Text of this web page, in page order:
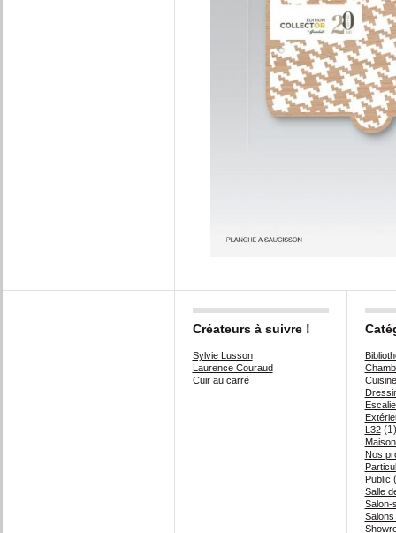
Créateurs à suivre !
Sylvie Lusson
Laurence Couraud
Cuir au carré
Cuisine
L32(1)
Nos
Public
Salle
Salon-